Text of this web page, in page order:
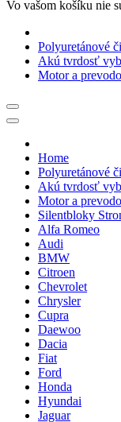
Vo vašom košíku nie
Polyuretánové
Akú tvrdosť
Motor a
Home
Polyuretánové
Akú tvrdosť
Motor a
Silentbloky
Alfa Romeo
Audi
BMW
Citroen
Chevrolet
Chrysler
Cupra
Daewoo
Dacia
Fiat
Ford
Honda
Hyundai
Jaguar